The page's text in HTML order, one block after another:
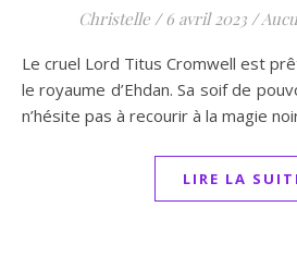
Christelle / 6 avril 2023 /
Le cruel Lord Titus Cromwell est prêt à tout pour conquérir
le royaume d’Ehdan. Sa soif de
n’hésite pas à recourir à la magie
LIRE LA